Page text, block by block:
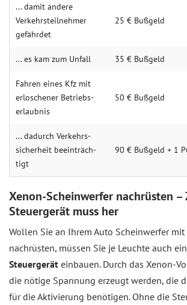
... da­mit andere
Verkehrs­teilneh­mer
gefähr­det
25 € Buß­geld
... es kam zum Un­fall 35 € Buß­geld
Fah­ren eines Kfz mit
erlosch­ener Betriebs­
erlaubnis
50 € Buß­geld
... da­durch Ver­kehrs­
sicher­heit beein­träch­
tigt
90 € Buß­geld + 1
Xenon-Scheinwerfer nachrüsten –
Steuergerät muss her
Wollen Sie an Ihrem Auto Scheinwerfer mit
nachrüsten, müssen Sie je Leuchte auch ein
Steuergerät einbauen. Durch das Xenon-
die nötige Spannung erzeugt werden, die
für die Aktivierung benötigen. Ohne die